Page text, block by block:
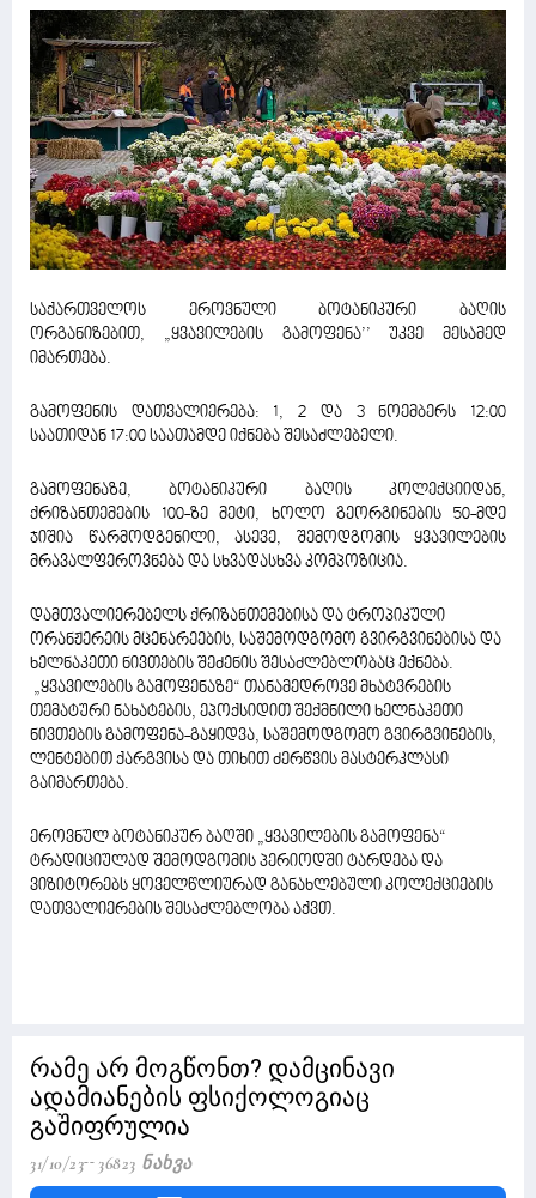
საქართველოს ეროვნული ბოტანიკური ბაღის
ორგანიზებით, „ყვავილების გამოფენა’’ უკვე მესამედ
იმართება.
გამოფენის დათვალიერება: 1, 2 და 3 ნოემბერს 12:00
საათიდან 17:00 საათამდე იქნება შესაძლებელი.
გამოფენაზე, ბოტანიკური ბაღის კოლექციიდან,
ქრიზანთემების 100-ზე მეტი, ხოლო გეორგინების 50-მდე
ჯიშია წარმოდგენილი, ასევე, შემოდგომის ყვავილების
მრავალფეროვნება და სხვადასხვა კომპოზიცია.
დამთვალიერებელს ქრიზანთემებისა და ტროპიკული
ორანჟერეის მცენარეების, საშემოდგომო გვირგვინებისა და
ხელნაკეთი ნივთების შეძენის შესაძლებლობაც ექნება.
„ყვავილების გამოფენაზე“ თანამედროვე მხატვრების
თემატური ნახატების, ეპოქსიდით შექმნილი ხელნაკეთი
ნივთების გამოფენა-გაყიდვა, საშემოდგომო გვირგვინების,
ლენტებით ქარგვისა და თიხით ძერწვის მასტერკლასი
გაიმართება.
ეროვნულ ბოტანიკურ ბაღში „ყვავილების გამოფენა“
ტრადიციულად შემოდგომის პერიოდში ტარდება და
ვიზიტორებს ყოველწლიურად განახლებული კოლექციების
დათვალიერების შესაძლებლობა აქვთ.
რამე არ მოგწონთ? დამცინავი
ადამიანების ფსიქოლოგიაც
გაშიფრულია
31/10/23 36823 Ნახვა